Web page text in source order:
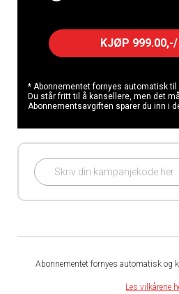
KJØP 999.00,-/
* Abonnementet fornyes automatisk
Du står fritt til å kansellere, men det
Abonnementsavgiften sparer du inn i
Abonnementet fornyes automatisk og
Les vilkårene